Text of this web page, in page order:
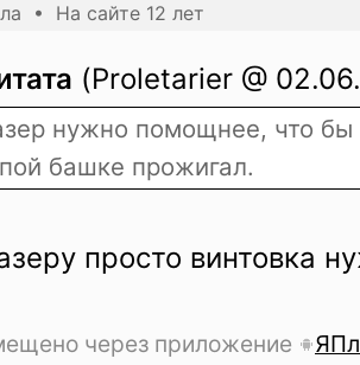
• На сайте 12 лет
(Proletarier @
нужно помощнее, что бы
башке прожигал.
просто винтовка
через приложение